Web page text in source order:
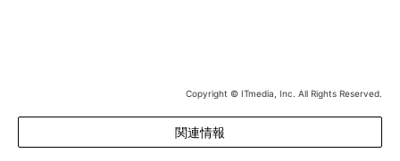
Copyright © ITmedia, Inc. All Rights Reserved.
関連情報